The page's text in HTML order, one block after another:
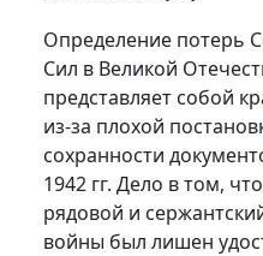
Определение потерь
Сил в Великой
представляет собой
из-за плохой
сохранности
1942 гг. Дело в том,
рядовой и
войны был лишен